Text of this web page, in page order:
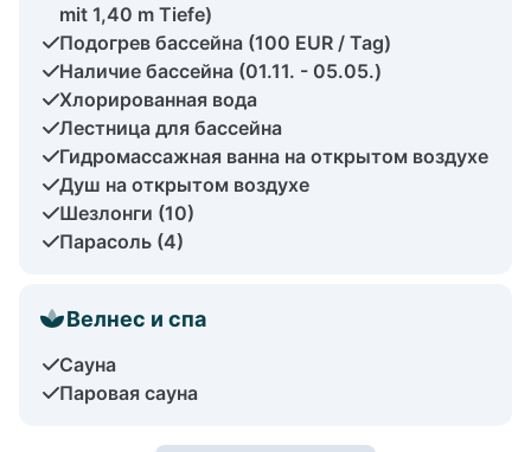
mit 1,40 m Tiefe)
Подогрев бассейна (100 EUR / Tag)
Наличие бассейна (01.11. - 05.05.)
Хлорированная вода
Лестница для бассейна
Гидромассажная ванна на открытом воздухе
Душ на открытом воздухе
Шезлонги (10)
Парасоль (4)
Велнес и спа
Сауна
Паровая сауна